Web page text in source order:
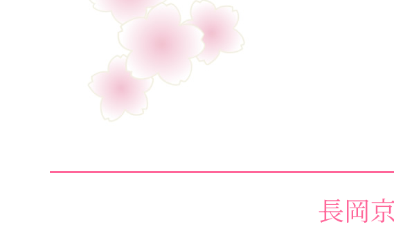
長岡